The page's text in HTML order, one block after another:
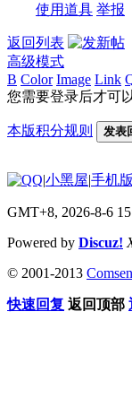
使用道具 举报
返回列表
高级模式
B Color Image Link
您需要登录后才可
本版积分规则 发表
|小黑屋|手机版
GMT+8, 2026-8-6
Powered by Discuz!
© 2001-2013
快速回复 返回顶部